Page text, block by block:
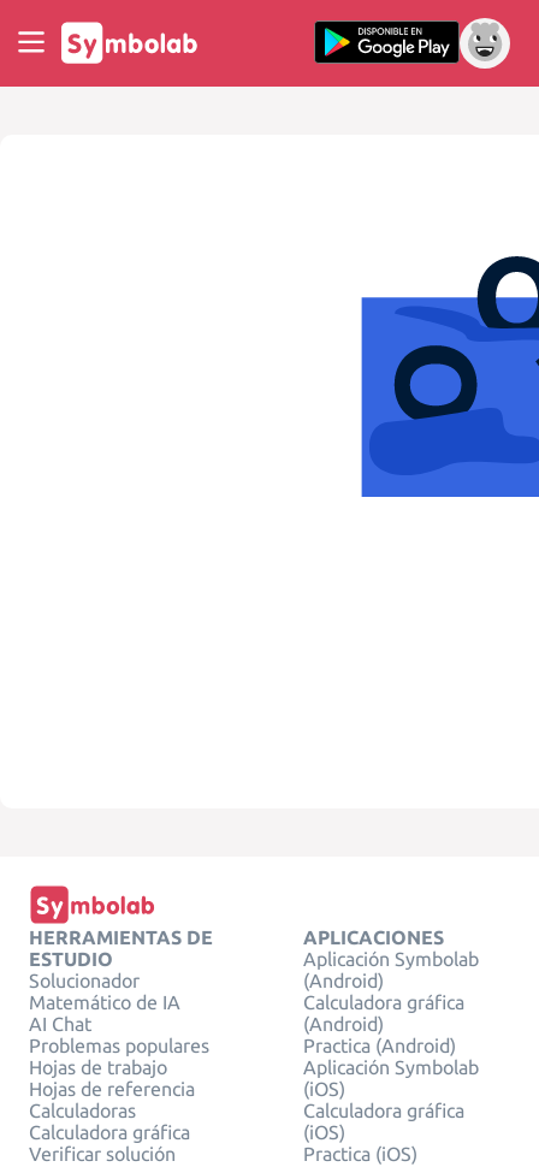
HERRAMIENTAS DE
ESTUDIO
Solucionador
Matemático de IA
AI Chat
Problemas populares
Hojas de trabajo
Hojas de referencia
Calculadoras
Calculadora gráfica
Verificar solución
APLICACIONES
Aplicación Symbolab
(Android)
Calculadora gráfica
(Android)
Practica (Android)
Aplicación Symbolab
(iOS)
Calculadora gráfica
(iOS)
Practica (iOS)